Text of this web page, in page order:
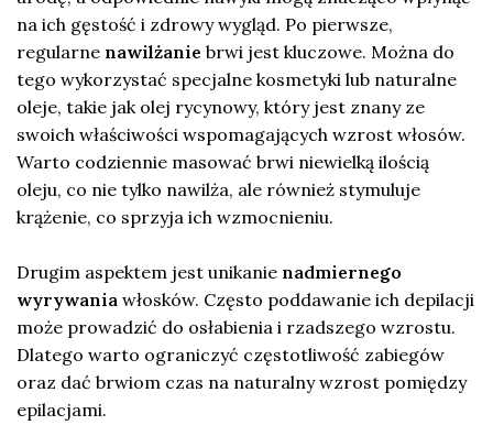
na ich gęstość i zdrowy wygląd. Po pierwsze,
regularne nawilżanie brwi jest kluczowe. Można do
tego wykorzystać specjalne kosmetyki lub naturalne
oleje, takie jak olej rycynowy, który jest znany ze
swoich właściwości wspomagających wzrost włosów.
Warto codziennie masować brwi niewielką ilością
oleju, co nie tylko nawilża, ale również stymuluje
krążenie, co sprzyja ich wzmocnieniu.
Drugim aspektem jest unikanie nadmiernego
wyrywania włosków. Często poddawanie ich depilacji
może prowadzić do osłabienia i rzadszego wzrostu.
Dlatego warto ograniczyć częstotliwość zabiegów
oraz dać brwiom czas na naturalny wzrost pomiędzy
epilacjami.